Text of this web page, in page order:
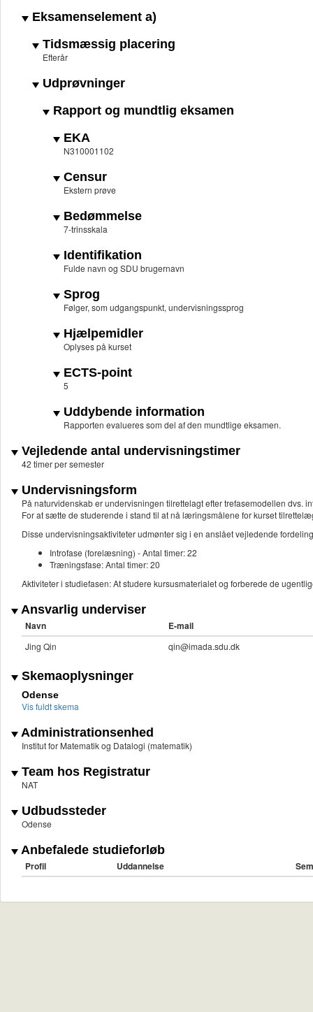
Eksamenselement a)
Tidsmæssig placering
Efterår
Udprøvninger
Rapport og mundtlig eksamen
EKA
N310001102
Censur
Ekstern prøve
Bedømmelse
7-trinsskala
Identifikation
Fulde navn og SDU brugernavn
Sprog
Følger, som udgangspunkt, undervisningssprog
Hjælpemidler
Oplyses på kurset
ECTS-point
5
Uddybende information
Rapporten evalueres som del af den mundtlige eksamen.
Vejledende antal undervisningstimer
42 timer per semester
Undervisningsform
På naturvidenskab er undervisningen tilrettelagt efter trefasemodellen dvs.
For at sætte de studerende i stand til at nå læringsmålene for kurset
Disse undervisningsaktiviteter udmønter sig i en anslået vejledende
Introfase (forelæsning) - Antal timer: 22
Træningsfase: Antal timer: 20
Aktiviteter i studiefasen: At studere kursusmaterialet og forberede de
Ansvarlig underviser
Navn E-mail
Jing Qin qin@imada.sdu.dk
Skemaoplysninger
Odense
Vis fuldt skema
Administrationsenhed
Institut for Matematik og Datalogi (matematik)
Team hos Registratur
NAT
Udbudssteder
Odense
Anbefalede studieforløb
Profil Uddannelse